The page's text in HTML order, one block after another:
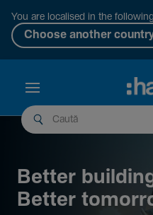
You are localised in the
Choose another
Better
Better